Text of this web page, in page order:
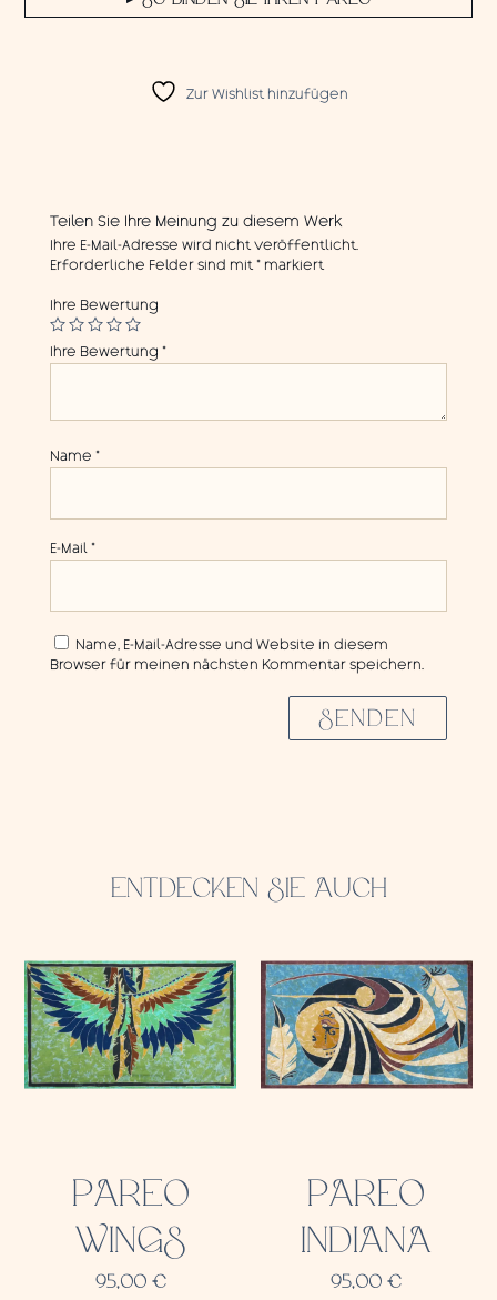
Zur Wishlist hinzufügen
Teilen Sie Ihre Meinung zu diesem Werk
Ihre E-Mail-Adresse wird nicht veröffentlicht.
Erforderliche Felder sind mit*markiert
Ihre Bewertung
Ihre Bewertung *
Name *
E-Mail *
Name, E-Mail-Adresse und Website in diesem
Browser für meinen nächsten Kommentar speichern.
SENDEN
ENTDECKEN SIE AUCH
PAREO
WINGS
95,00 €
PAREO
INDIANA
95,00€